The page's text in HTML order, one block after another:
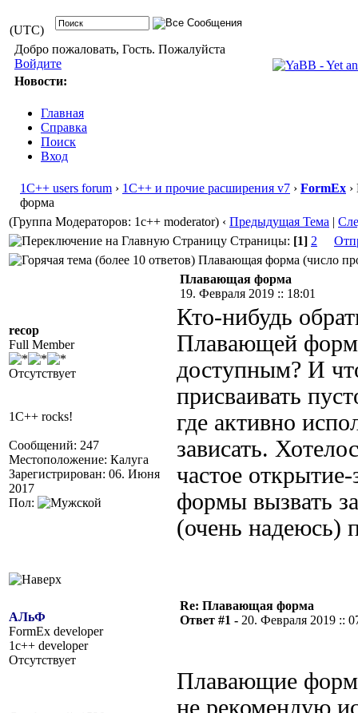
(UTC)
Добро пожаловать, Гость. Пожалуйста
Войдите
Новости:
Главная
Справка
Поиск
Вход
1С++ users forum › 1С++ и прочие расширения v7 › FormEx
форма
(Группа Модераторов: 1c++ moderator) ‹ Предыдущая Тема |
Страницы: [1] 2
Плавающая форма (число
recop
Full Member
Отсутствует
1C++ rocks!
Сообщений: 247
Местоположение: Калуга
Зарегистрирован: 06. Июня
2017
Пол:
Плавающая форма
19. Февраля 2019 :: 18:01
Кто-нибудь
Плавающей
доступным? И
присваивать
где активно
зависать.
частое
формы вызвать
(очень надеюсь)
АЛьФ
FormEx developer
1c++ developer
Отсутствует
Re: Плавающая форма
Ответ #1 - 20. Февраля 2019 ::
Плавающие
не рекомендую